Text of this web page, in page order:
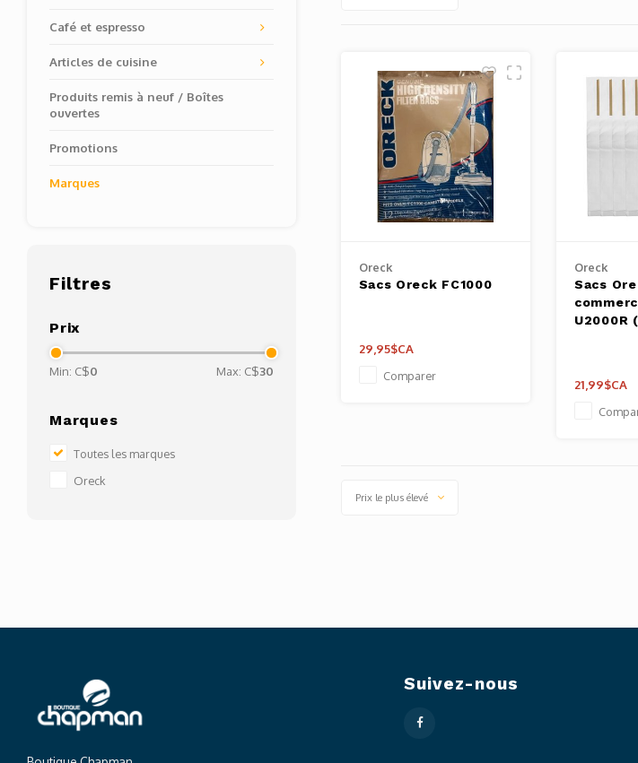
Café et espresso
Articles de cuisine
Produits remis à neuf / Boîtes
ouvertes
Promotions
Marques
Filtres
Prix
Min: C$0 Max: C$30
Marques
Toutes les marques
Oreck
Oreck
Sacs Oreck FC1000
29,95$CA
Comparer
Oreck
Sacs
U2000R
21,99$CA
Prix le plus élevé
Suivez-nous